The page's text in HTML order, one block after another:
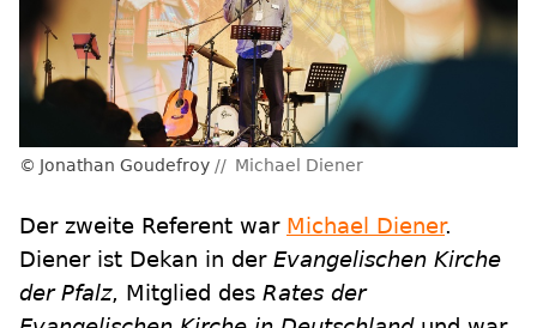
Jonathan Goudefroy Michael Diener
Der zweite Referent war Michael Diener.
Diener ist Dekan in der Evangelischen Kirche
der Pfalz, Mitglied des Rates der